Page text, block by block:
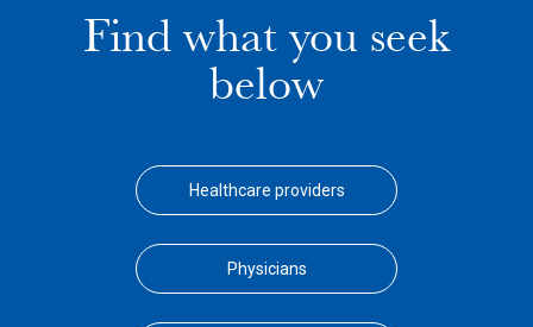
Find what you seek
below
Healthcare providers
Physicians